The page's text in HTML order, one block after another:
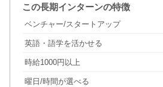
この長期インターンの特徴
ベンチャー/スタートアップ
英語・語学を活かせる
時給1000円以上
曜日/時間が選べる